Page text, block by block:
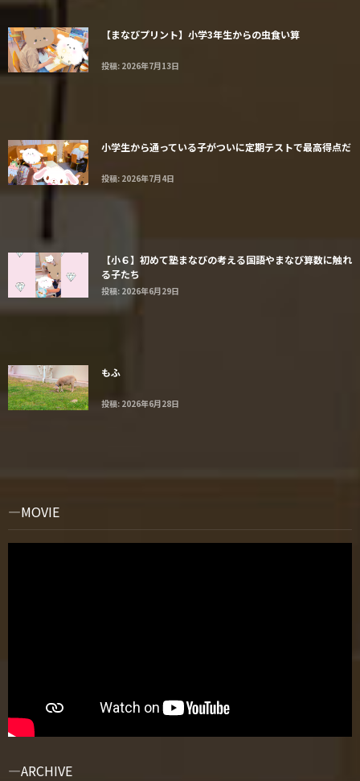
【まなびプリント】小学3年生からの虫食い算
投稿: 2026年7月13日
小学生から通っている子がついに定期テストで最高得点だ
投稿: 2026年7月4日
【小６】初めて塾まなびの考える国語やまなび算数に触れ
る子たち
投稿: 2026年6月29日
もふ
投稿: 2026年6月28日
MOVIE
ARCHIVE